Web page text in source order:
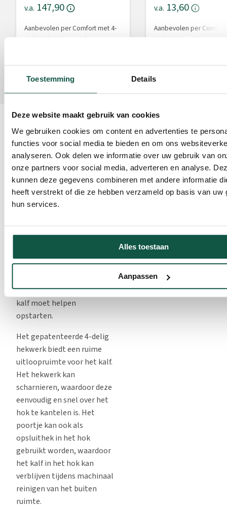
Toestemming Details
Deze website maakt gebruik van cookies
We gebruiken cookies om content en advertenties te
functies voor social media te bieden en om ons
analyseren. Ook delen we informatie over uw gebruik van
onze partners voor social media, adverteren en analyse.
kunnen deze gegevens combineren met andere informatie
heeft verstrekt of die ze hebben verzameld op basis van uw
hun services.
Alles toestaan
Aanpassen
v.a. 147,90
Aanbevolen per Comfort met 4-
delig hekwerk:
1 stuk
v.a. 13,60
Aanbevolen per
delig hekwerk:
Over dit product
De Comfort is de ideale
kalveriglo om kalveren van
0 tot 8 weken oud te
huisvesten. Ten opzichte
van de Plus, is de Comfort
Comfort meer comfort
van het kalverhok is deze
bijvoorbeeld wanneer u het
kalf moet helpen
opstarten.
Het gepatenteerde 4-delig
hekwerk biedt een ruime
uitloopruimte voor het kalf.
Het hekwerk kan
scharnieren, waardoor deze
eenvoudig en snel over het
hok te kantelen is. Het
poortje kan ook als
opsluithek in het hok
gebruikt worden, waardoor
het kalf in het hok kan
verblijven tijdens machinaal
reinigen van het buiten
ruimte.
Vanaf €
626,45
winkelwagen
Vraag offerte aan